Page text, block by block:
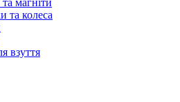
магніти
та колеса
взуття